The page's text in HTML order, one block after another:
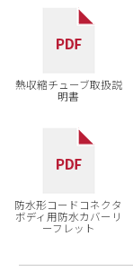
熱収縮チューブ取扱説
明書
防水形コードコネクタ
ボディ用防水カバーリ
ーフレット